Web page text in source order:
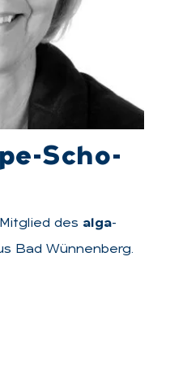
Scho­
des alga-
Bad Wünnenberg.